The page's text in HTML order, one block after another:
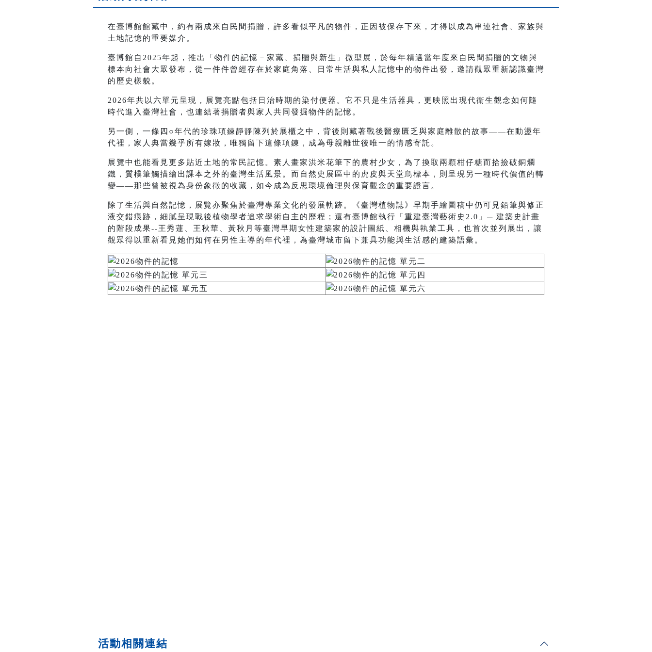
在臺博館館藏中，約有兩成來自民間捐贈，許多看似平凡的物件，正因被保存下來，才得以成為串連社會、家族與
土地記憶的重要媒介。
臺博館自2025年起，推出「物件的記憶－家藏、捐贈與新生」微型展，於每年精選當年度來自民間捐贈的文物與
標本向社會大眾發布，從一件件曾經存在於家庭角落、日常生活與私人記憶中的物件出發，邀請觀眾重新認識臺灣
的歷史樣貌。
2026年共以六單元呈現，展覽亮點包括日治時期的染付便器。它不只是生活器具，更映照出現代衛生觀念如何隨
時代進入臺灣社會，也連結著捐贈者與家人共同發掘物件的記憶。
另一側，一條四○年代的珍珠項鍊靜靜陳列於展櫃之中，背後則藏著戰後醫療匱乏與家庭離散的故事——在動盪年
代裡，家人典當幾乎所有嫁妝，唯獨留下這條項鍊，成為母親離世後唯一的情感寄託。
展覽中也能看見更多貼近土地的常民記憶。素人畫家洪米花筆下的農村少女，為了換取兩顆柑仔糖而拾撿破銅爛
鐵，質樸筆觸描繪出課本之外的臺灣生活風景。而自然史展區中的虎皮與天堂鳥標本，則呈現另一種時代價值的轉
變——那些曾被視為身份象徵的收藏，如今成為反思環境倫理與保育觀念的重要證言。
除了生活與自然記憶，展覽亦聚焦於臺灣專業文化的發展軌跡。《臺灣植物誌》早期手繪圖稿中仍可見鉛筆與修正
液交錯痕跡，細膩呈現戰後植物學者追求學術自主的歷程；還有臺博館執行「重建臺灣藝術史2.0」─ 建築史計畫
的階段成果--王秀蓮、王秋華、黃秋月等臺灣早期女性建築家的設計圖紙、相機與執業工具，也首次並列展出，讓
觀眾得以重新看見她們如何在男性主導的年代裡，為臺灣城市留下兼具功能與生活感的建築語彙。
活動相關連結